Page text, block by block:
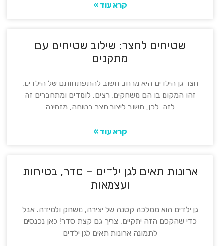
קרא עוד »
שטיחים לחצר: שילוב שטיחים עם
מתקנים
חצר גן הילדים היא מרחב חשוב להתפתחותם של הילדים.
זהו המקום בו הם משחקים, רצים, לומדים ומתחברים זה
לזה. לכן, חשוב ליצור חצר בטוחה, מזמינה
קרא עוד »
ארונות תאים לגן ילדים – סדר, בטיחות
ועצמאות
גן ילדים הוא ממלכה קטנה של יצירה, משחק ולמידה. אבל
כדי שהקסם הזה יתקיים, צריך גם קצת סדר! כאן נכנסים
לתמונה ארונות תאים לגן ילדים